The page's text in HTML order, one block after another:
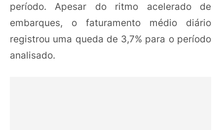
período. Apesar do ritmo acelerado de
embarques, o faturamento médio diário
registrou uma queda de 3,7% para o período
analisado.